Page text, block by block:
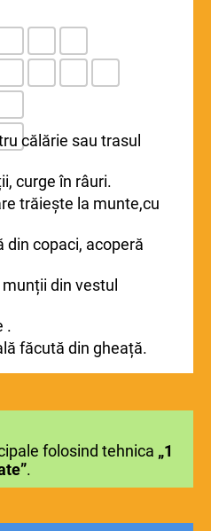
călărie sau trasul
curge în râuri.
trăiește la munte,cu
copaci, acoperă
din vestul
.
făcută din gheață.
folosind tehnica „1
.